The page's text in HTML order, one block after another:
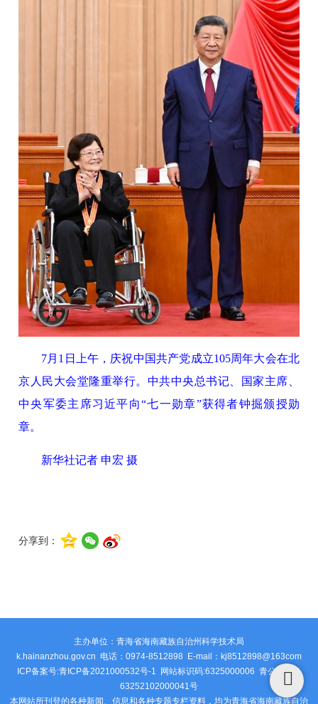
7月1日上午，庆祝中国共产党成立105周年大会在北
京人民大会堂隆重举行。中共中央总书记、国家主席、
中央军委主席习近平向“七一勋章”获得者钟掘颁授勋
章。
新华社记者 申宏 摄
分享到：
主办单位：青海省海南藏族自治州科学技术局
k.hainanzhou.gov.cn 电话：0974-8512898 E-mail：kj8512898@163com
ICP备案号:青ICP备2021000532号-1 网站标识码:6325000006 青公安网备
63252102000041号
本网站所刊登的各种新闻、信息和各种专题专栏资料，均为青海省海南藏族自治